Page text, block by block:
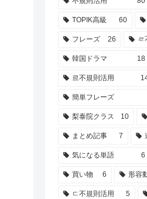
TOPIK高級 60
フレーズ 26 ㄹ
韓国ドラマ 18
르不規則活用
簡単フレーズ
梨泰院クラス 10
まとめ記事 7
気になる単語 6
買い物 6 形容
ㄷ不規則活用 5